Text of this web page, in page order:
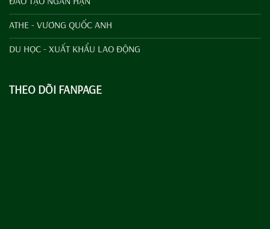
ATHE - VƯƠNG QUỐC ANH
DU HỌC - XUẤT KHẨU LAO ĐỘNG
THEO DÕI FANPAGE